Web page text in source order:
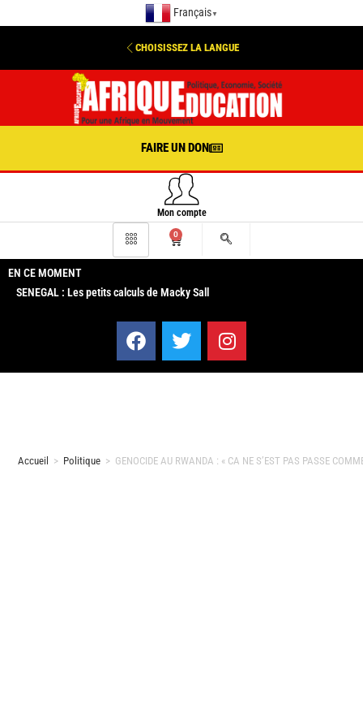
Français ▼
CHOISISSEZ LA LANGUE
FAIRE UN DON
Mon compte
0
EN CE MOMENT
SENEGAL : Les petits calculs de Macky Sall
Accueil > Politique > GENOCIDE AU RWANDA : « CA NE S’EST PAS PASSE